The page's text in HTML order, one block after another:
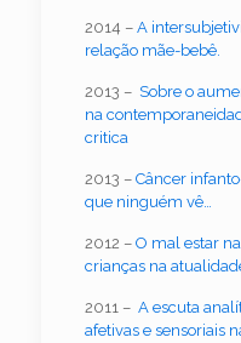
2014 – A
relação mãe-bebê.
2013 – Sobre o
na
critica
2013 – Câncer
que ninguém vê…
2012 – O mal estar
crianças na
2011 – A escuta
afetivas e sensoriais